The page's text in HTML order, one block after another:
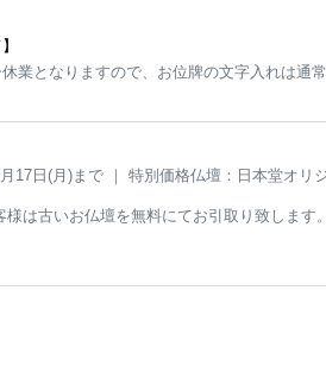
業となりますので、お位牌の文字入れは通
月17日(月)まで ｜ 特別価格仏壇：日本堂オ
様は古いお仏壇を無料にてお引取り致します